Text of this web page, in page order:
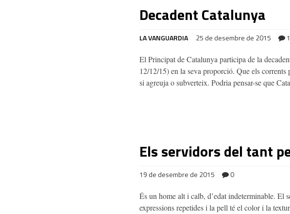
Decadent Catalunya
LA VANGUARDIA 25 de desembre de 2015 1
El Principat de Catalunya participa de la
12/12/15) en la seva proporció. Que els
si agreuja o subverteix. Podria pensar-se que
Els servidors del tant
19 de desembre de 2015 0
És un home alt i calb, d’edat indeterminable. El
expressions repetides i la pell té el color i la